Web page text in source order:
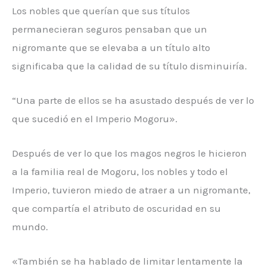
Los nobles que querían que sus títulos
permanecieran seguros pensaban que un
nigromante que se elevaba a un título alto
significaba que la calidad de su título disminuiría.
“Una parte de ellos se ha asustado después de ver lo
que sucedió en el Imperio Mogoru».
Después de ver lo que los magos negros le hicieron
a la familia real de Mogoru, los nobles y todo el
Imperio, tuvieron miedo de atraer a un nigromante,
que compartía el atributo de oscuridad en su
mundo.
«También se ha hablado de limitar lentamente la